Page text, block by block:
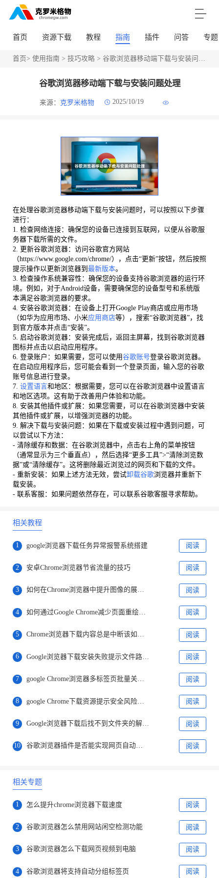
首页 资源下载 教程 指南 插件 问答 专题
首页> 使用指南 > 技巧攻略> 谷歌浏览器移动端下载与安装问题处理
谷歌浏览器移动端下载与安装问题处理
来源： 克罗米格物 2025/10/19
在处理谷歌浏览器移动端下载与安装问题时，可以按照以下步骤
进行：
1. 检查网络连接：确保您的设备已连接到互联网，以便从谷歌服
务器下载所需的文件。
2. 更新谷歌浏览器：访问谷歌官方网站
（https://www.google.com/chrome/），点击“更新”按钮，然后按照
提示操作以更新浏览器到 最新版本。
3. 检查操作系统兼容性：确保您的设备支持谷歌浏览器的运行环
境。例如，对于Android设备，需要确保您的设备型号和系统版
本满足谷歌浏览器的要求。
4. 安装谷歌浏览器：在设备上打开Google Play商店或应用市场
（如华为应用市场、小米应用商店等），搜索“谷歌浏览器”，找
到官方版本并点击“安装”。
5. 启动谷歌浏览器：安装完成后，返回主屏幕，找到谷歌浏览器
图标并点击以启动应用程序。
6. 登录账户：如果需要，您可以使用谷歌账号登录谷歌浏览器。
在启动应用程序后，您可能会看到一个登录页面，输入您的谷歌
账号信息进行登录。
7. 设置语言和地区：根据需要，您可以在谷歌浏览器中设置语言
和地区选项。这有助于改善用户体验和功能。
8. 安装其他插件或扩展：如果您需要，可以在谷歌浏览器中安装
其他插件或扩展，以增强浏览器的功能。
9. 解决下载与安装问题：如果在下载或安装过程中遇到问题，可
以尝试以下方法：
- 清除缓存和数据：在谷歌浏览器中，点击右上角的菜单按钮
（通常显示为三个垂直点），然后选择“更多工具”>“清除浏览数
据”或“清除缓存”。这将删除最近浏览过的网页和下载的文件。
- 重新安装：如果上述方法无效，尝试卸载谷歌浏览器并重新下
载安装。
- 联系客服：如果问题依然存在，可以联系谷歌客服寻求帮助。
相关教程
1 google浏览器下载任务异常报警系统搭建 阅读
2 安卓Chrome浏览器节省流量的技巧 阅读
3 如何在Chrome浏览器中提升图像的展示质量 阅读
4 阅读
5 Chrome浏览器下载内容总是中断该如何排查问题 阅读
6 Google浏览器下载安装失败提示文件路径无效如何修复 阅读
7 google Chrome浏览器多标签页批量关闭操作教程 阅读
8 google Chrome下载资源提示安全风险如何判断 阅读
9 Google浏览器下载后找不到文件夹的解决方法 阅读
10 谷歌浏览器插件是否能实现网页自动应答 阅读
相关专题
1 怎么提升chrome浏览器下载速度 阅读
2 谷歌浏览器怎么禁用网站闲空检测功能 阅读
3 谷歌浏览器怎么下载网页视频到电脑 阅读
4 谷歌浏览器将支持自动分组标签页 阅读